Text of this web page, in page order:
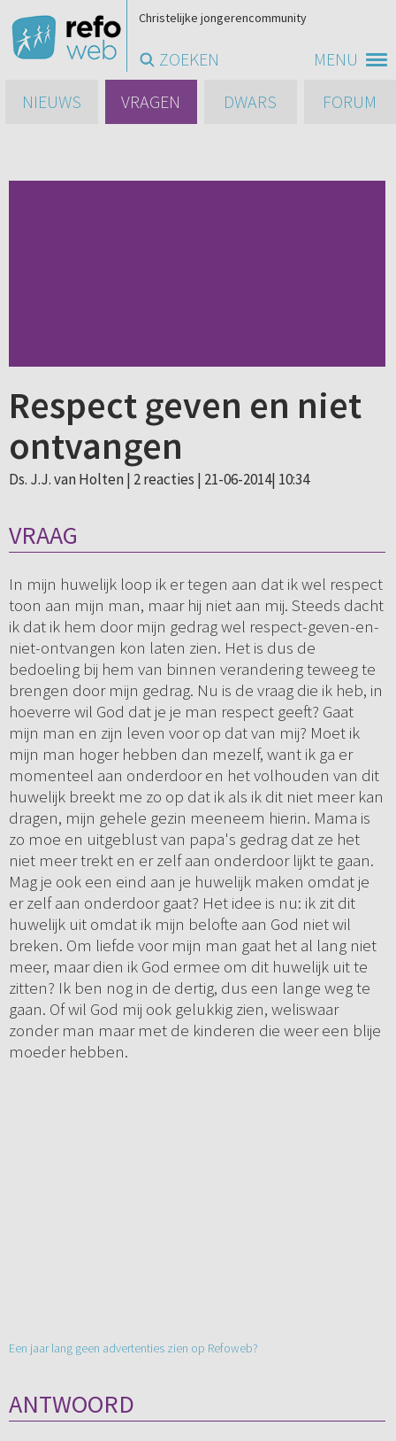
MENU
Christelijke jongerencommunity
ZOEKEN
NIEUWS
VRAGEN DWARS FORUM
Respect geven en niet
ontvangen
Ds. J.J. van Holten | 2 reacties | 21-06-2014| 10:34
VRAAG
In mijn huwelijk loop ik er tegen aan dat ik wel respect
toon aan mijn man, maar hij niet aan mij. Steeds dacht
ik dat ik hem door mijn gedrag wel respect-geven-en-
niet-ontvangen kon laten zien. Het is dus de
bedoeling bij hem van binnen verandering teweeg te
brengen door mijn gedrag. Nu is de vraag die ik heb, in
hoeverre wil God dat je je man respect geeft? Gaat
mijn man en zijn leven voor op dat van mij? Moet ik
mijn man hoger hebben dan mezelf, want ik ga er
momenteel aan onderdoor en het volhouden van dit
huwelijk breekt me zo op dat ik als ik dit niet meer kan
dragen, mijn gehele gezin meeneem hierin. Mama is
zo moe en uitgeblust van papa's gedrag dat ze het
niet meer trekt en er zelf aan onderdoor lijkt te gaan.
Mag je ook een eind aan je huwelijk maken omdat je
er zelf aan onderdoor gaat? Het idee is nu: ik zit dit
huwelijk uit omdat ik mijn belofte aan God niet wil
breken. Om liefde voor mijn man gaat het al lang niet
meer, maar dien ik God ermee om dit huwelijk uit te
zitten? Ik ben nog in de dertig, dus een lange weg te
gaan. Of wil God mij ook gelukkig zien, weliswaar
zonder man maar met de kinderen die weer een blije
moeder hebben.
Een jaar lang geen advertenties zien op Refoweb?
ANTWOORD